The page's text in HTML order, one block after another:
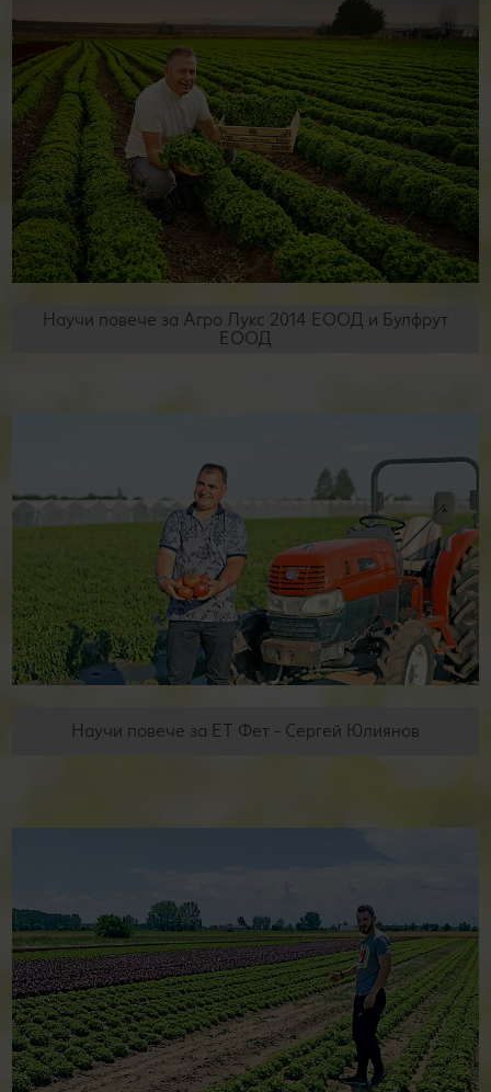
Научи повече за Агро Лукс 2014 ЕООД и Булфрут
ЕООД
Научи повече за ЕТ Фет - Сергей Юлиянов